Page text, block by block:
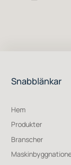
Snabblänkar
Hem
Produkter
Branscher